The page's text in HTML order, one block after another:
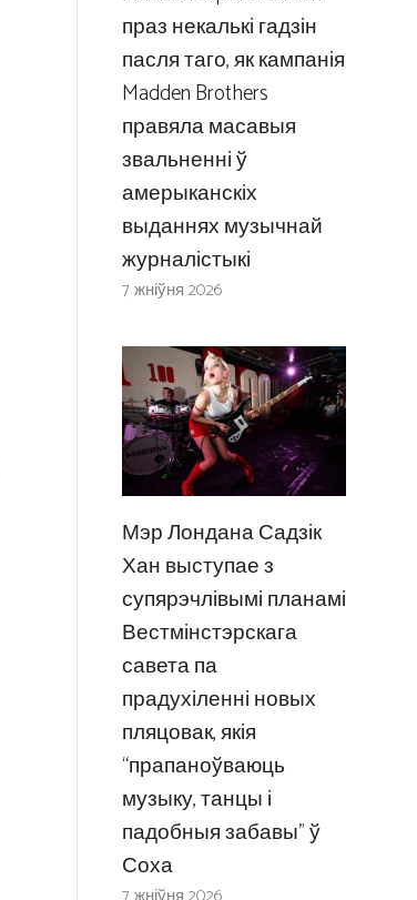
праз некалькі гадзін
пасля таго, як кампанія
Madden Brothers
правяла масавыя
звальненні ў
амерыканскіх
выданнях музычнай
журналістыкі
7 жніўня 2026
Мэр Лондана Садзік
Хан выступае з
супярэчлівымі планамі
Вестмінстэрскага
савета па
прадухіленні новых
пляцовак, якія
“прапаноўваюць
музыку, танцы і
падобныя забавы” ў
Соха